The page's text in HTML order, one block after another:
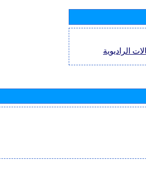
الراديوية